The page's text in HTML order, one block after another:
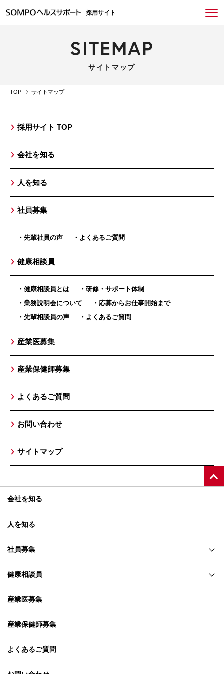
採用サイト
SITEMAP
サイトマップ
TOP サイトマップ
採用サイト TOP
会社を知る
人を知る
社員募集
先輩社員の声 よくあるご質問
健康相談員
健康相談員とは
研修・サポート体制
業務説明会について
応募からお仕事開始まで
先輩相談員の声
よくあるご質問
産業医募集
産業保健師募集
よくあるご質問
お問い合わせ
サイトマップ
会社を知る
人を知る
社員募集
先輩社員の声
よくあるご質問
健康相談員
健康相談員とは
研修・サポート体制
業務説明会について
応募からお仕事開始まで
産業医募集
産業保健師募集
よくあるご質問